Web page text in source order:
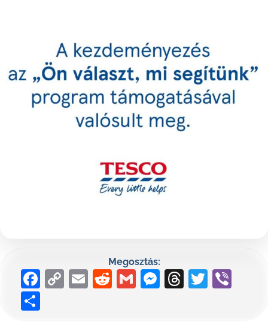
Megosztás:
Facebook
CopyEmailReddit
GmailMessenger
Threads